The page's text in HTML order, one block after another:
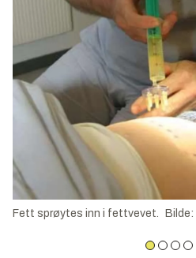
Fett sprøytes inn i fettvevet. Bilde: